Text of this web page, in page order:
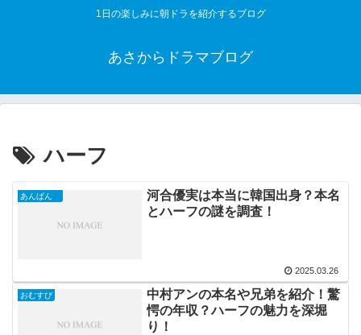
1日の楽しみに朝ドラを紹介するブログ
あさからドラマブログ
ハーフ
あんぱん
河合優実は本当に韓国出身？本名
とハーフの謎を調査！
2025.03.26
おむすび
中村アンの本名や兄弟を紹介！驚
愕の年収？ハーフの魅力を深堀
り！